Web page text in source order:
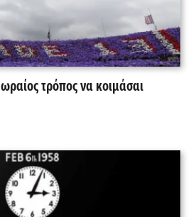
τρόπος να κοιμάσαι